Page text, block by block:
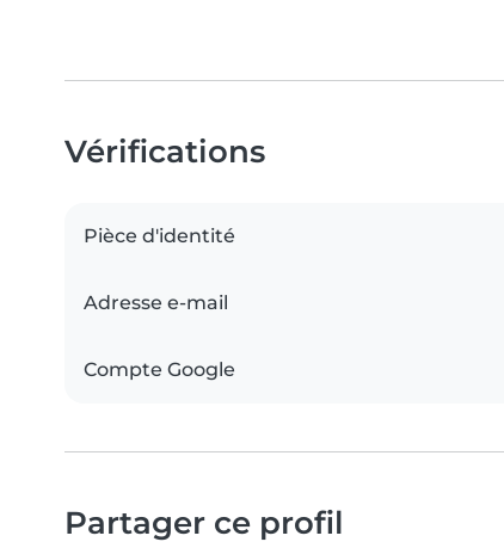
Vérifications
Pièce d'identité
Adresse e-mail
Compte Google
Partager ce profil